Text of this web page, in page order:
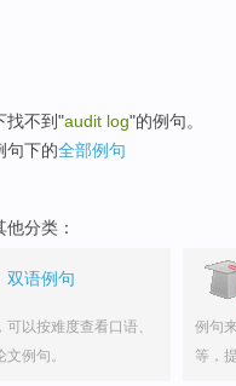
找不到"audit log"的例句。
句下的全部例句
分类：
双语例句
可以按难度查看口语、
例句。
例句
等，